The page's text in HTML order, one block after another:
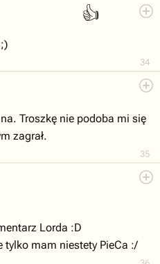
👍
34
35
Troszkę nie podoba mi się
zagrał.
Lorda :D
tylko mam niestety PieCa :/